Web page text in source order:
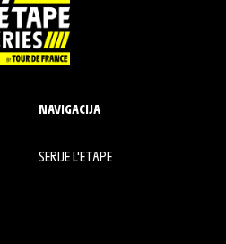
NAVIGACIJA
SERIJE L'ETAPE